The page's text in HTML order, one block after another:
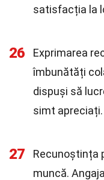
satisfacția la
26
Exprimarea
îmbunătăți
dispuși să
simt apreciați.
27
Recunoștința
muncă.